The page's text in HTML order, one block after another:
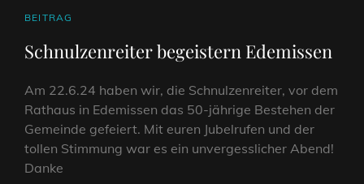
CAT
BEITRAG
Schnulzenreiter begeistern Edemissen
Am 22.6.24 haben wir, die Schnulzenreiter, vor dem
Rathaus in Edemissen das 50-jährige Bestehen der
Gemeinde gefeiert. Mit euren Jubelrufen und der
tollen Stimmung war es ein unvergesslicher Abend!
Danke